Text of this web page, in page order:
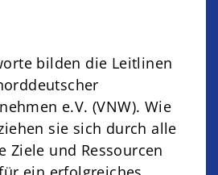
bilden die Leitlinen
e.V. (VNW). Wie
sie sich durch alle
Ziele und Ressourcen